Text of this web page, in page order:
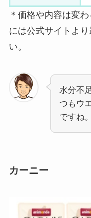
＊価格や内容は変
には公式サイトよ
い。
水分不
つもウ
ですね。
カーニー